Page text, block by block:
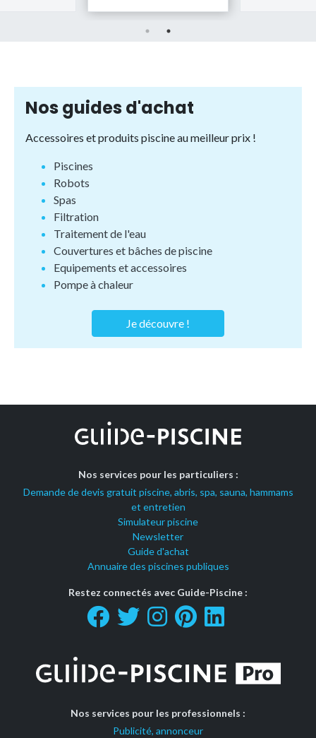
Nos guides d'achat
Accessoires et produits piscine au meilleur prix !
Piscines
Robots
Spas
Filtration
Traitement de l'eau
Couvertures et bâches de piscine
Equipements et accessoires
Pompe à chaleur
Je découvre !
Nos services pour les particuliers :
Demande de devis gratuit piscine, abris, spa, sauna, hammams
et entretien
Simulateur piscine
Newsletter
Guide d'achat
Annuaire des piscines publiques
Restez connectés avec Guide-Piscine :
Nos services pour les professionnels :
Publicité, annonceur